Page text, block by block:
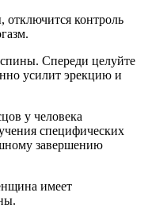
отключится контроль
Спереди целуйте
усилит эрекцию и
у человека
специфических
завершению
имеет